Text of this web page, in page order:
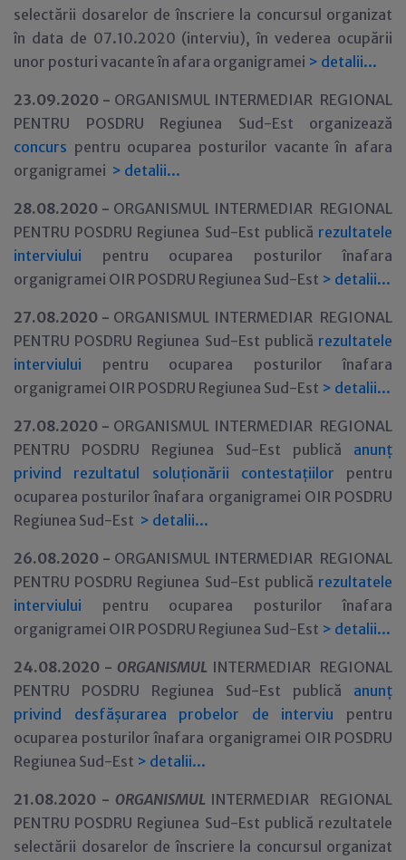
selectării dosarelor de înscriere la concursul organizat
în data de 07.10.2020 (interviu), în vederea ocupării
unor posturi vacante în afara organigramei > detalii...
23.09.2020 - ORGANISMUL INTERMEDIAR REGIONAL
PENTRU POSDRU Regiunea Sud-Est organizează
concurs pentru ocuparea posturilor vacante în afara
organigramei > detalii...
28.08.2020 - ORGANISMUL INTERMEDIAR REGIONAL
PENTRU POSDRU Regiunea Sud-Est publică rezultatele
interviului pentru ocuparea posturilor înafara
organigramei OIR POSDRU Regiunea Sud-Est > detalii...
27.08.2020 - ORGANISMUL INTERMEDIAR REGIONAL
PENTRU POSDRU Regiunea Sud-Est publică rezultatele
interviului pentru ocuparea posturilor înafara
organigramei OIR POSDRU Regiunea Sud-Est > detalii...
27.08.2020 - ORGANISMUL INTERMEDIAR REGIONAL
PENTRU POSDRU Regiunea Sud-Est publică anunț
privind rezultatul soluționării contestațiilor pentru
ocuparea posturilor înafara organigramei OIR POSDRU
Regiunea Sud-Est > detalii...
26.08.2020 - ORGANISMUL INTERMEDIAR REGIONAL
PENTRU POSDRU Regiunea Sud-Est publică rezultatele
interviului pentru ocuparea posturilor înafara
organigramei OIR POSDRU Regiunea Sud-Est > detalii...
24.08.2020 - ORGANISMUL INTERMEDIAR REGIONAL
PENTRU POSDRU Regiunea Sud-Est publică anunț
privind desfășurarea probelor de interviu pentru
ocuparea posturilor înafara organigramei OIR POSDRU
Regiunea Sud-Est > detalii...
21.08.2020 - ORGANISMUL INTERMEDIAR REGIONAL
PENTRU POSDRU Regiunea Sud-Est publică rezultatele
selectării dosarelor de înscriere la concursul organizat